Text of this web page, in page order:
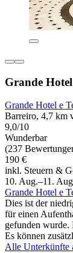
Grande
Grande Hotel e
Barreiro, 4,7 km
9,0/10
Wunderbar
(237
190 €
inkl. Steuern &
10. Aug.–11.
Grande Hotel e
Dies ist der
für einen
gefunden wurde.
Es können
Alle Unterkünfte